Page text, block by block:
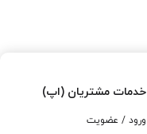
خدمات مشتریان (اپ)
ورود / عضویت